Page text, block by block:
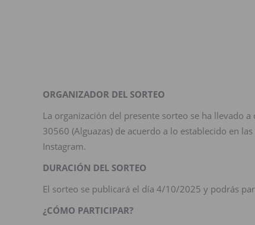
ORGANIZADOR DEL SORTEO
La organización del presente sorteo se ha llevado
30560 (Alguazas) de acuerdo a lo establecido en
Instagram.
DURACIÓN DEL SORTEO
El sorteo se publicará el día 4/10/2025 y podrás
¿CÓMO PARTICIPAR?